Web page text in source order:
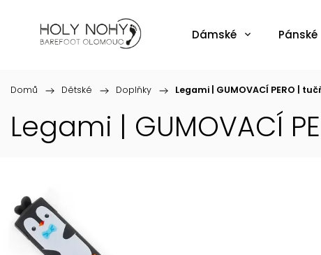
Dámské Pánské
Domů / Dětské / Doplňky / Legami | GUMOVACÍ PERO |
Legami | GUMOVACÍ